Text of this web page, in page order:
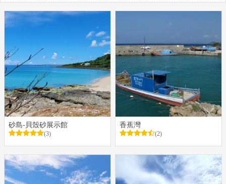
砂島-貝殼砂展示館
(3)
香蕉灣
(2)